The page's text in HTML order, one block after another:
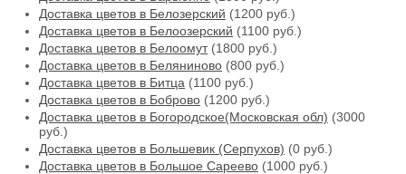
Доставка цветов в Белозерский (1200 руб.)
Доставка цветов в Белоозерский (1100 руб.)
Доставка цветов в Белоомут(1800 руб.)
Доставка цветов в Беляниново (800 руб.)
Доставка цветов в Битца (1100 руб.)
Доставка цветов в Боброво (1200 руб.)
Доставка цветов в Богородское(Московская обл) (3000
руб.)
Доставка цветов в Большевик (Серпухов) (0 руб.)
Доставка цветов в Большое Сареево (1000 руб.)